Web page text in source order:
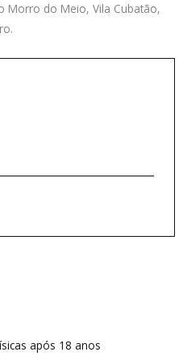
Morro do Meio, Vila Cubatão,
após 18 anos